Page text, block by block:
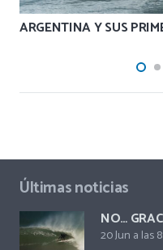
ARGENTINA Y SUS
Últimas noticias
NO…
20 Jun a las